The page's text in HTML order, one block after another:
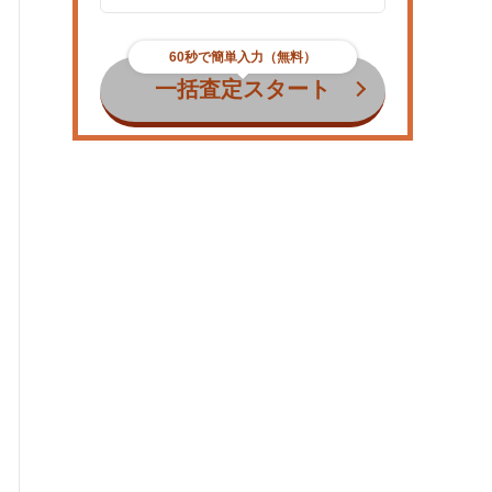
60秒で簡単入力（無料）
一括査定スタート